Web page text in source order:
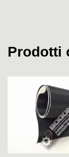
Prodotti